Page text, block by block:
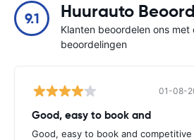
9.1 Huurauto
Klanten beoordelen ons met
beoordelingen
01-08-
Good, easy to book and
Good, easy to book and competitive